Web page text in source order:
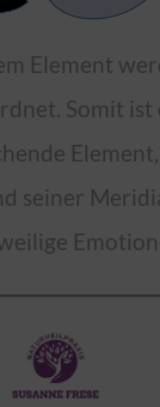
Element
Somit ist
seiner